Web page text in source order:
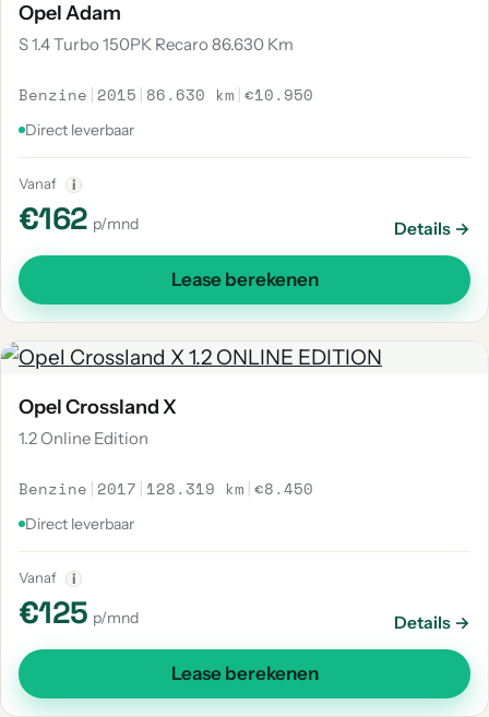
Opel Adam
S 1.4 Turbo 150PK Recaro 86.630 Km
Benzine | 2015 | 86.630 km |€10.950
Direct leverbaar
Vanaf i
€162 p/mnd Details →
Lease berekenen
Opel Crossland X
1.2 Online Edition
Benzine | 2017 | 128.319 km |€8.450
Direct leverbaar
Vanaf i
€125 p/mnd Details →
Lease berekenen